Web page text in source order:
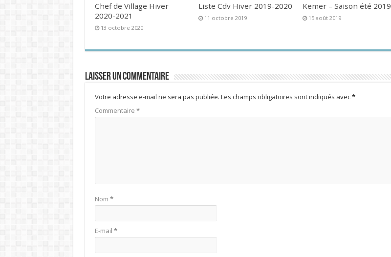
Chef de Village Hiver
2020-2021
13 octobre 2020
Liste Cdv Hiver 2019-2020
11 octobre 2019
Kemer – Saison été 2019
15 août 2019
Laisser un commentaire
Votre adresse e-mail ne sera pas publiée. Les champs obligatoires sont indiqués avec*
Commentaire *
Nom *
E-mail *